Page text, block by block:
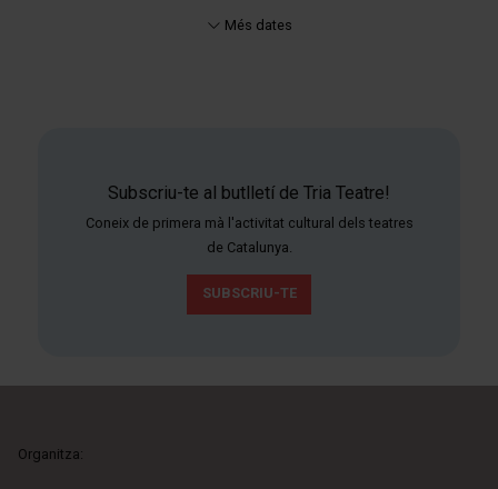
Més dates
Subscriu-te al butlletí de Tria Teatre!
Coneix de primera mà l'activitat cultural dels teatres
de Catalunya.
SUBSCRIU-TE
Organitza: